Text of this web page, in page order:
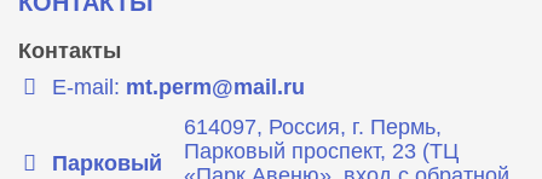
Контакты
E-mail: mt.perm@mail.ru
Парковый
614097, Россия, г. Пермь,
Парковый проспект, 23 (ТЦ